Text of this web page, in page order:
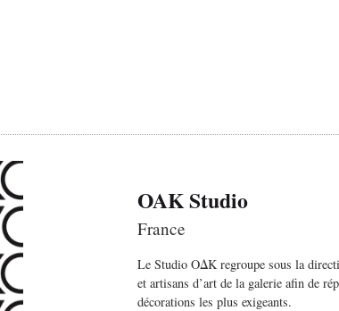
OAK Studio
France
Le Studio OΔK regroupe sous la
et artisans d’art de la galerie afin de
décorations les plus exigeants.